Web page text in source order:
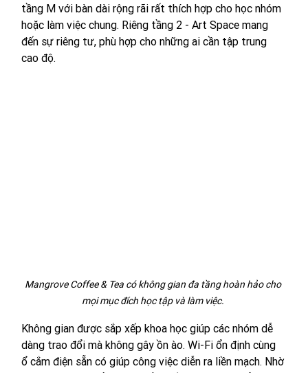
tầng M với bàn dài rộng rãi rất thích hợp cho học nhóm
hoặc làm việc chung. Riêng tầng 2 - Art Space mang
đến sự riêng tư, phù hợp cho những ai cần tập trung
cao độ.
Mangrove Coffee & Tea có không gian đa tầng hoàn hảo cho
mọi mục đích học tập và làm việc.
Không gian được sắp xếp khoa học giúp các nhóm dễ
dàng trao đổi mà không gây ồn ào. Wi-Fi ổn định cùng
ổ cắm điện sẵn có giúp công việc diễn ra liền mạch. Nhờ